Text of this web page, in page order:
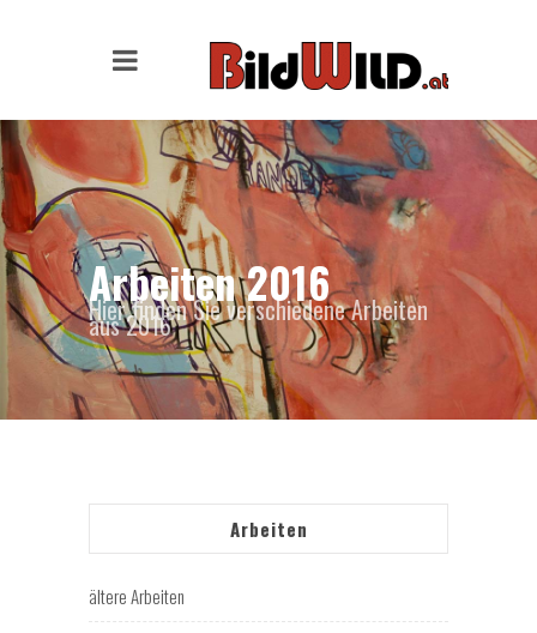
Arbeiten 2016
Hier finden Sie verschiedene Arbeiten
aus 2016
Arbeiten
ältere Arbeiten